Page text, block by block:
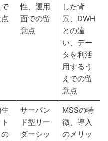
性、運用
面での留
意点
した背
景、DWH
との違
い、デー
タを利活
用するう
えでの留
意点
サーバン
ド型リー
ダーシッ
MSSの特
徴、導入
のメリッ